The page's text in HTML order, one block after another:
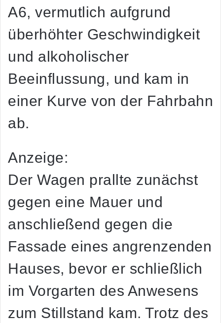
A6, vermutlich aufgrund
überhöhter Geschwindigkeit
und alkoholischer
Beeinflussung, und kam in
einer Kurve von der Fahrbahn
ab.
Anzeige:
Der Wagen prallte zunächst
gegen eine Mauer und
anschließend gegen die
Fassade eines angrenzenden
Hauses, bevor er schließlich
im Vorgarten des Anwesens
zum Stillstand kam. Trotz des